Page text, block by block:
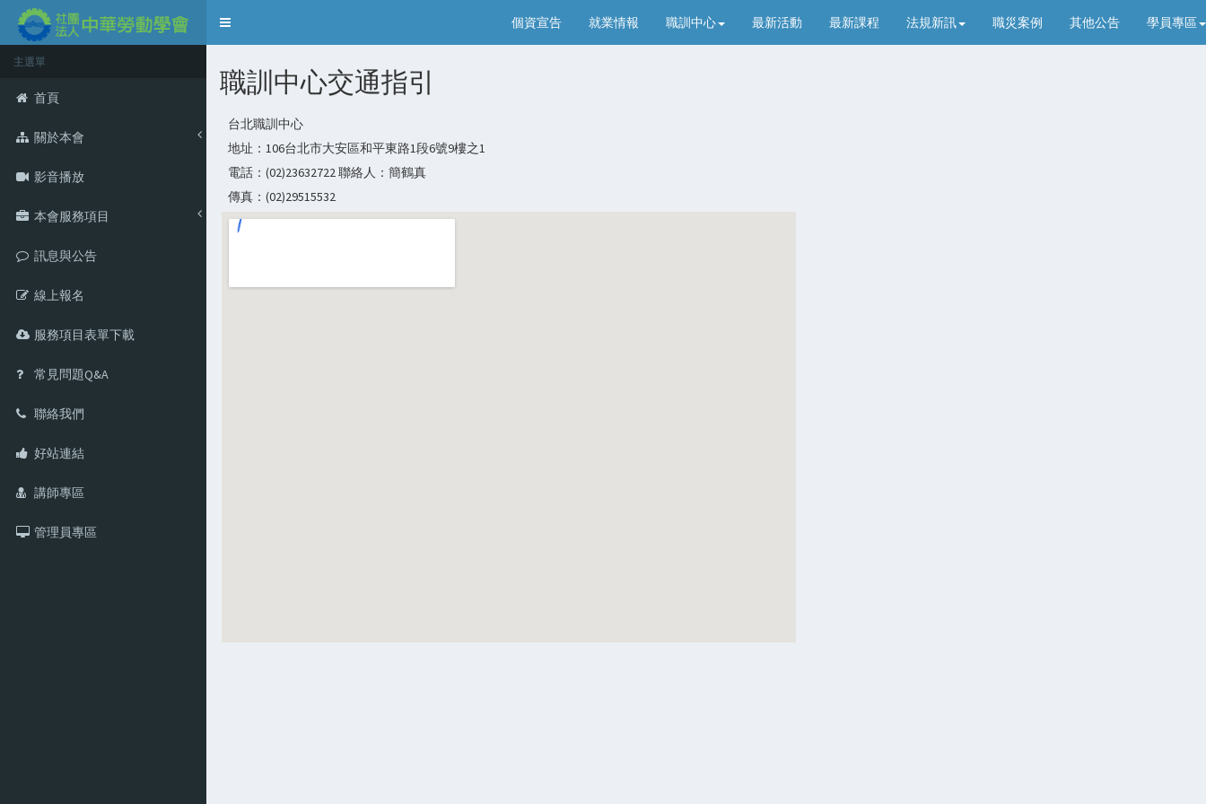
Toggle
個資宣告 就業情報 職訓中心 最新活動 最新課程 法規新訊 職災案例 其他公告 學員專區
主選單
首頁
關於本會
影音播放
本會服務項目
訊息與公告
線上報名
服務項目表單下載
常見問題Q&A
聯絡我們
好站連結
講師專區
管理員專區
職訓中心交通指引
台北職訓中心
地址：106台北市大安區和平東路1段6號9樓之1
電話：(02)23632722 聯絡人：簡鶴真
傳真：(02)29515532